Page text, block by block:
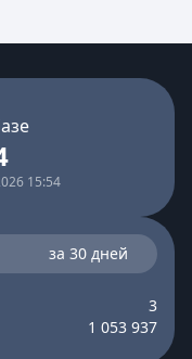
15:54
за 30 дней
3
1 053 937